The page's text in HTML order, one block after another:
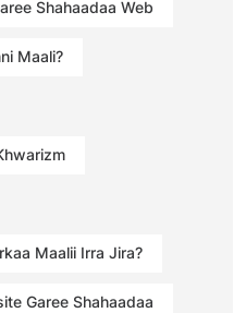
Shahaadaa Web
Maali?
Maalii Irra Jira?
Garee Shahaadaa